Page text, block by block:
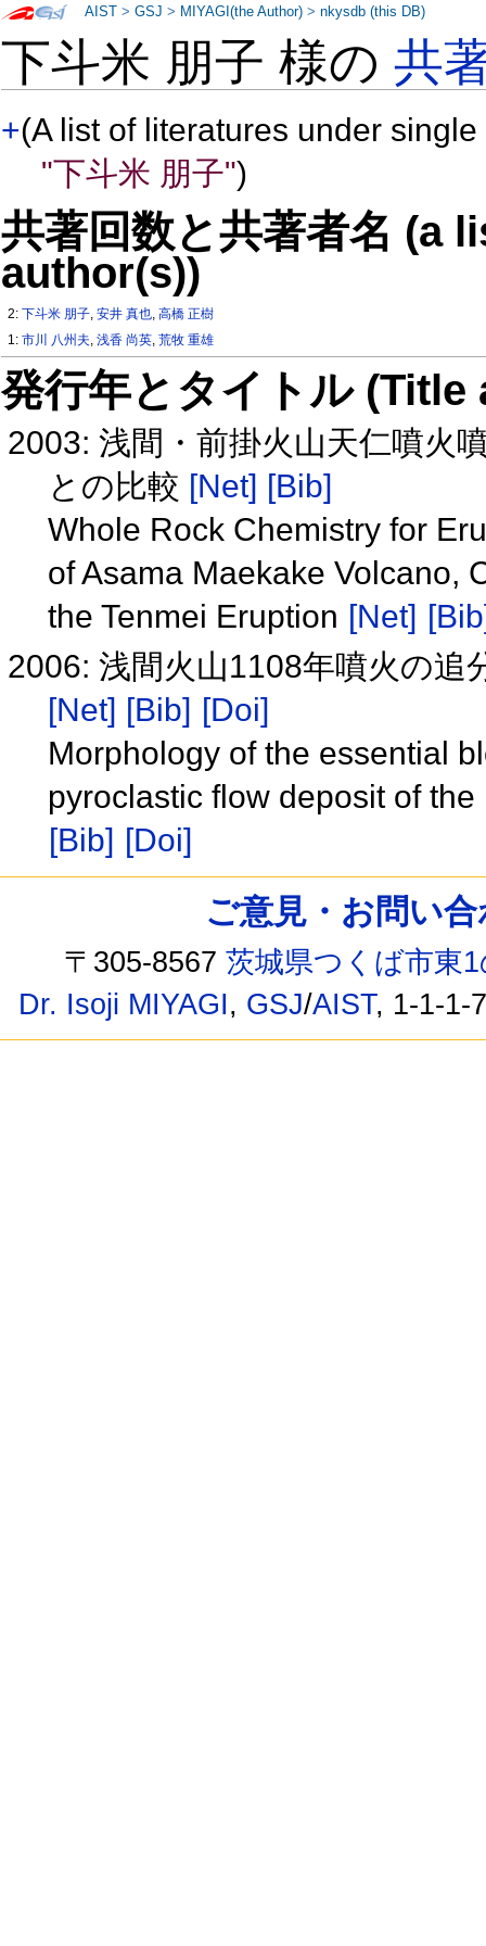
下斗米 朋子 様の共
+(A list of literatures under
"下斗米 朋子")
共著回数と共著者名 (a
author(s))
2:下斗米 朋子,安井 真也,高橋 正樹
1:市川 八州夫,浅香 尚英,荒牧 重雄
発行年とタイトル
2003: 浅間・前掛火山天仁噴火
との比較 [Net] [Bib]
Whole Rock Chemistry for
of Asama Maekake Volcano,
the Tenmei Eruption [Net]
2006: 浅間火山1108年噴火の追
[Net] [Bib] [Doi]
Morphology of the essential
pyroclastic flow deposit of
[Bib] [Doi]
AIST >GSJ > MIYAGI(the Author) >nkysdb (this DB)
ご意見・お問い
〒305-8567茨城県つくば市東
Dr. Isoji MIYAGI, GSJ/AIST, 1-1-1-